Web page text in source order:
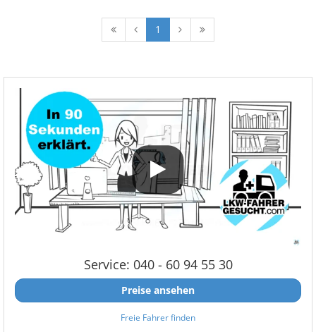
1
Service: 040 - 60 94 55 30
Preise ansehen
Freie Fahrer finden